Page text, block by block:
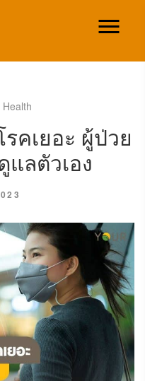
Health
รคเยอะ ผู้ป่วย
ลตัวเอง